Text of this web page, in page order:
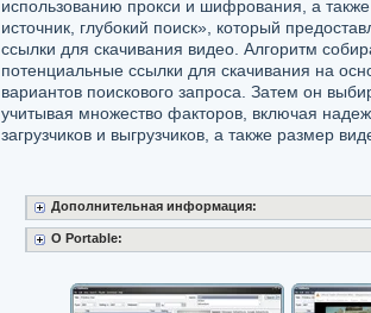
использованию прокси и шифрования, а
источник, глубокий поиск», который
ссылки для скачивания видео. Алгоритм
потенциальные ссылки для скачивания на
вариантов поискового запроса. Затем он
учитывая множество факторов, включая
загрузчиков и выгрузчиков, а также размер
Дополнительная информация:
O Portable: